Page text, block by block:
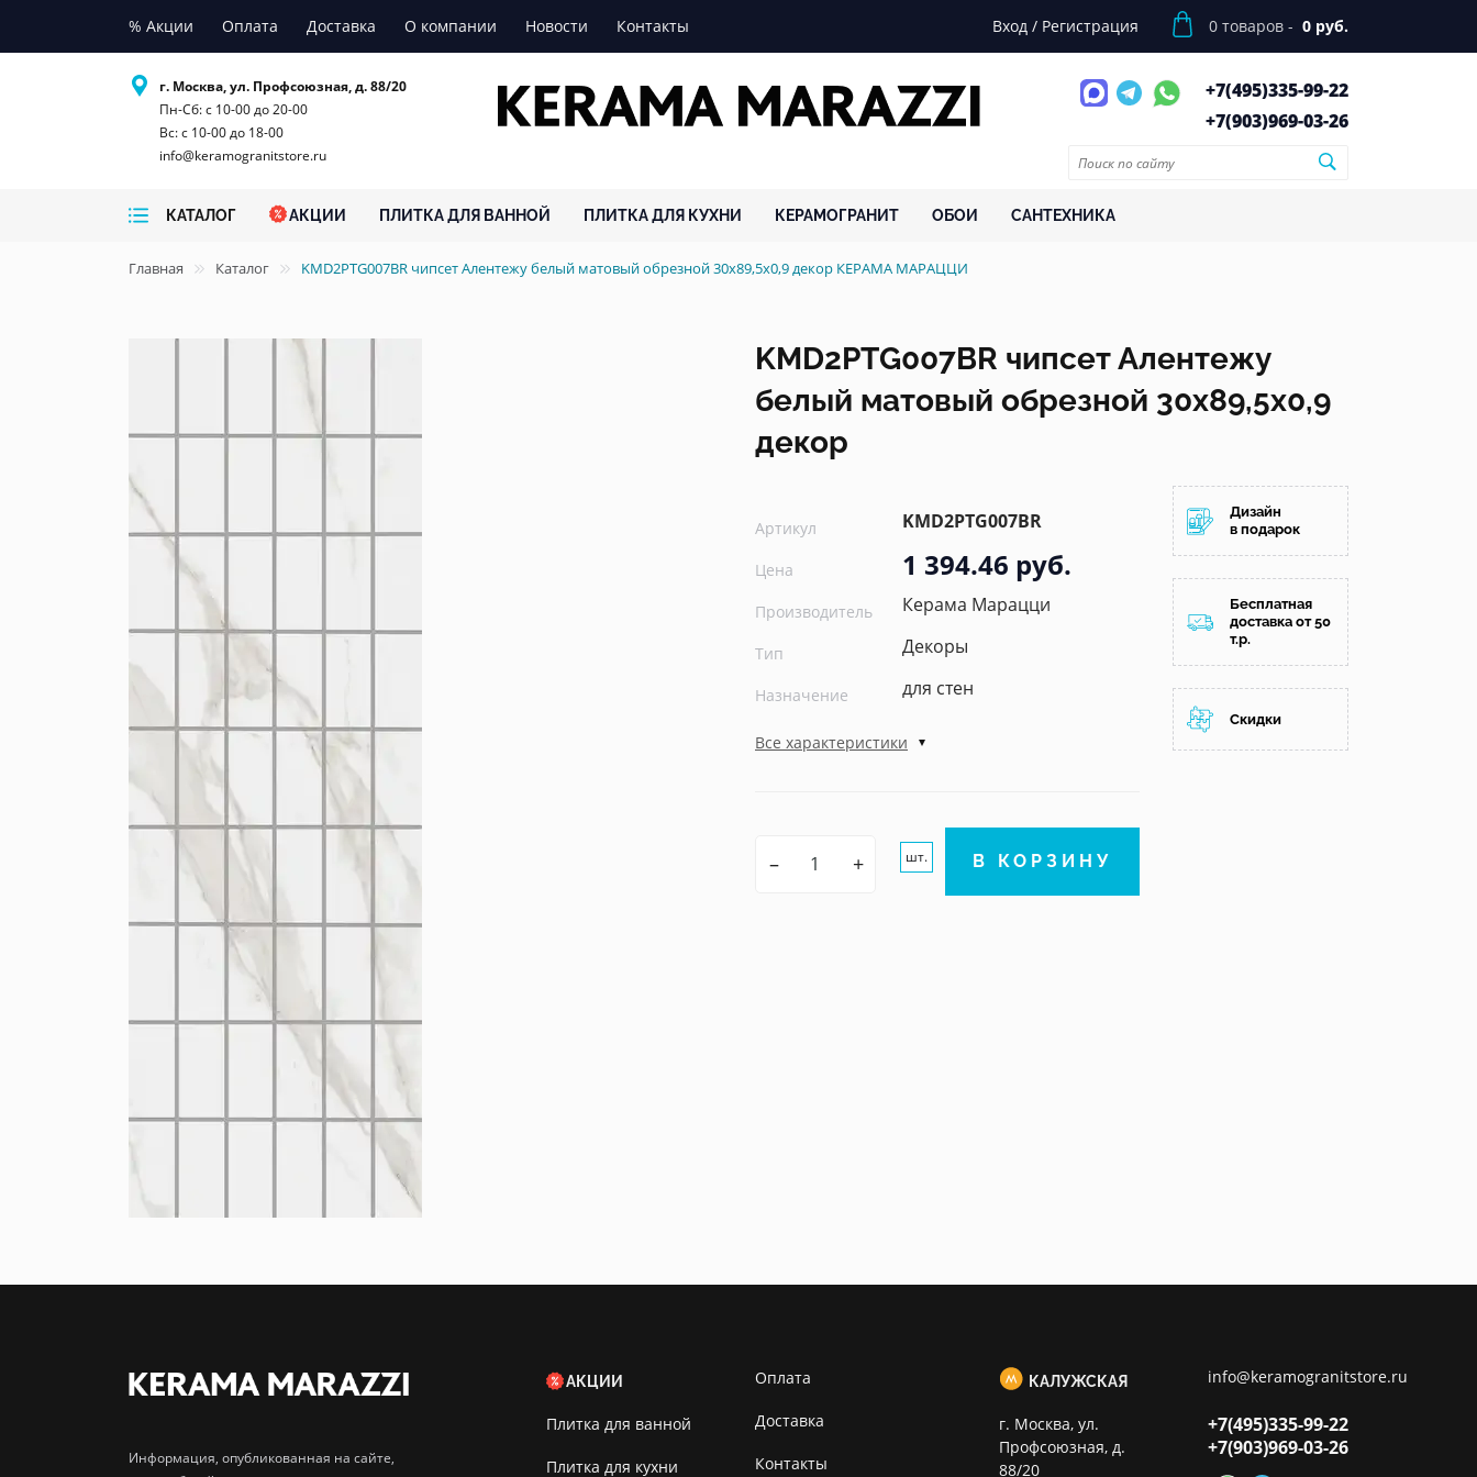
% Акции Оплата Доставка О компании Новости Контакты Вход / Регистрация 0 товаров - 0 руб.
г. Москва, ул. Профсоюзная, д. 88/20
Пн-Сб: с 10-00 до 20-00
Вс: с 10-00 до 18-00
info@keramogranitstore.ru
+7(495)335-99-22
+7(903)969-03-26
КАТАЛОГ АКЦИИ ПЛИТКА ДЛЯ ВАННОЙ ПЛИТКА ДЛЯ КУХНИ КЕРАМОГРАНИТ ОБОИ САНТЕХНИКА
Главная Каталог KMD2PTG007BR чипсет Алентежу белый матовый обрезной 30x89,5x0,9 декор КЕРАМА МАРАЦЦИ
KMD2PTG007BR чипсет Алентежу
белый матовый обрезной 30x89,5x0,9
декор
Артикул KMD2PTG007BR
Цена 1 394.46 руб.
Производитель Керама Марацци
Тип Декоры
Назначение для стен
Все характеристики
– + шт. В КОРЗИНУ
Дизайн
в подарок
Бесплатная
доставка от 50
т.р.
Скидки
Информация, опубликованная на сайте,
АКЦИИ
Плитка для ванной
Плитка для кухни
Оплата
Доставка
Контакты
КАЛУЖСКАЯ
г. Москва, ул.
Профсоюзная, д.
88/20
info@keramogranitstore.ru
+7(495)335-99-22
+7(903)969-03-26